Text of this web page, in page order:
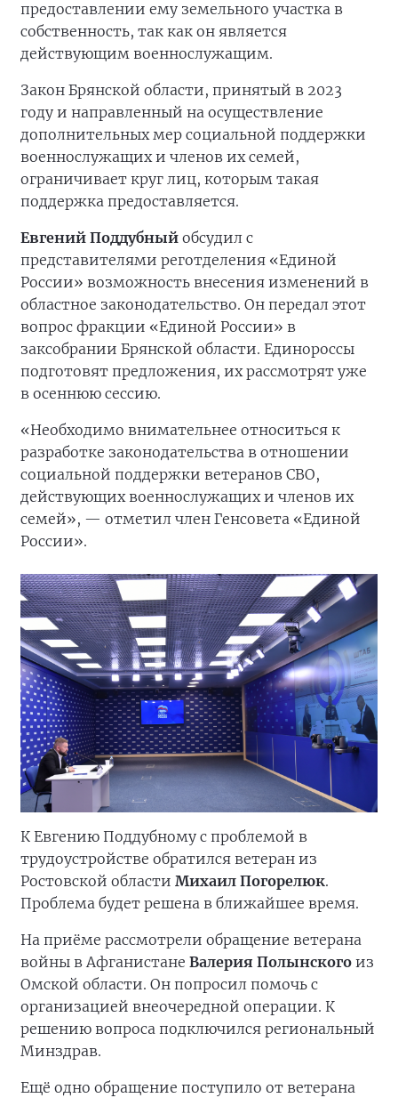
предоставлении ему земельного участка в
собственность, так как он является
действующим военнослужащим.
Закон Брянской области, принятый в 2023
году и направленный на осуществление
дополнительных мер социальной поддержки
военнослужащих и членов их семей,
ограничивает круг лиц, которым такая
поддержка предоставляется.
Евгений Поддубный обсудил с
представителями реготделения «Единой
России» возможность внесения изменений в
областное законодательство. Он передал этот
вопрос фракции «Единой России» в
заксобрании Брянской области. Единороссы
подготовят предложения, их рассмотрят уже
в осеннюю сессию.
«Необходимо внимательнее относиться к
разработке законодательства в отношении
социальной поддержки ветеранов СВО,
действующих военнослужащих и членов их
семей», — отметил член Генсовета «Единой
России».
К Евгению Поддубному с проблемой в
трудоустройстве обратился ветеран из
Ростовской области Михаил Погорелюк.
Проблема будет решена в ближайшее время.
На приёме рассмотрели обращение ветерана
войны в Афганистане Валерия Полынского из
Омской области. Он попросил помочь с
организацией внеочередной операции. К
решению вопроса подключился региональный
Минздрав.
Ещё одно обращение поступило от ветерана